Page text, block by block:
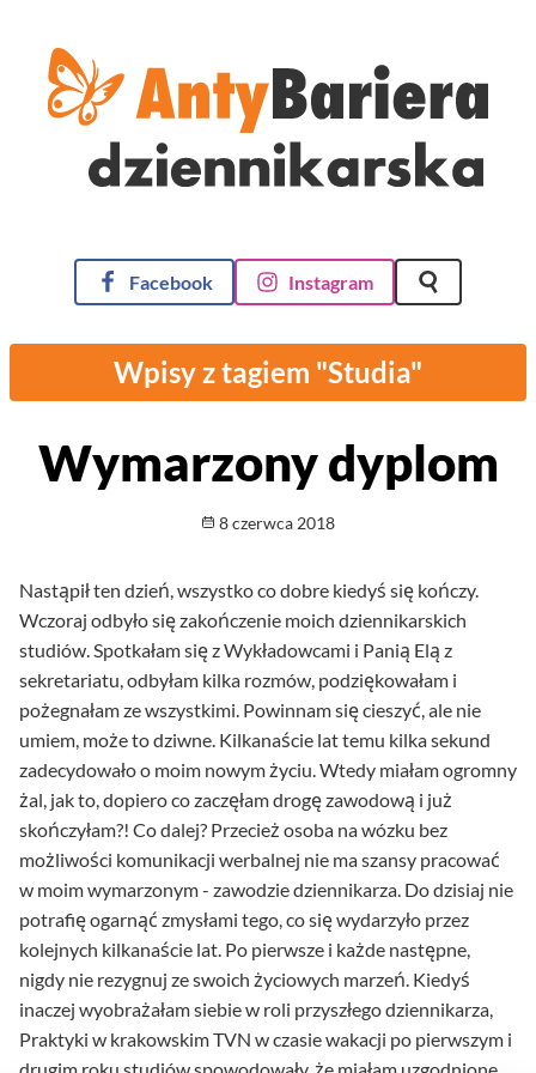
AntyBariera Dziennikarska
Facebook
Instagram Szukaj na
Wpisy z tagiem "Studia"
Wymarzony dyplom
Opublikowano
8 czerwca 2018
Nastąpił ten dzień, wszystko co dobre kiedyś się kończy.
Wczoraj odbyło się zakończenie moich dziennikarskich
studiów. Spotkałam się z Wykładowcami i Panią Elą z
sekretariatu, odbyłam kilka rozmów, podziękowałam i
pożegnałam ze wszystkimi. Powinnam się cieszyć, ale nie
umiem, może to dziwne. Kilkanaście lat temu kilka sekund
zadecydowało o moim nowym życiu. Wtedy miałam ogromny
żal, jak to, dopiero co zaczęłam drogę zawodową i już
skończyłam?! Co dalej? Przecież osoba na wózku bez
możliwości komunikacji werbalnej nie ma szansy pracować
w moim wymarzonym - zawodzie dziennikarza. Do dzisiaj nie
potrafię ogarnąć zmysłami tego, co się wydarzyło przez
kolejnych kilkanaście lat. Po pierwsze i każde następne,
nigdy nie rezygnuj ze swoich życiowych marzeń. Kiedyś
inaczej wyobrażałam siebie w roli przyszłego dziennikarza,
Praktyki w krakowskim TVN w czasie wakacji po pierwszym i